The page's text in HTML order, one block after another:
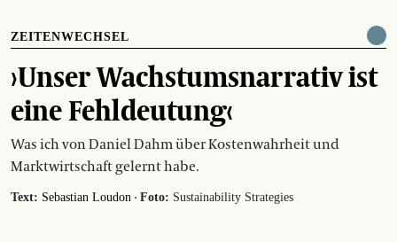
ZEITENWECHSEL
›Unser Wachstumsnarrativ ist
eine Fehldeutung‹
Was ich von Daniel Dahm über Kostenwahrheit und
Marktwirtschaft gelernt habe.
Text: Sebastian Loudon · Foto: Sustainability Strategies